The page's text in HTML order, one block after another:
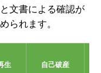
文書による確認が
られます。
生 自己破産